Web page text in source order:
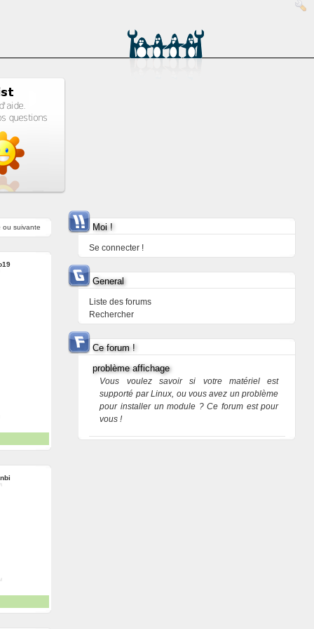
ou suivante Moi !
Se connecter !
General
Liste des forums
Rechercher
Ce forum !
problème affichage
Vous voulez savoir si votre matériel est
supporté par Linux, ou vous avez un problème
pour installer un module ? Ce forum est pour
vous !